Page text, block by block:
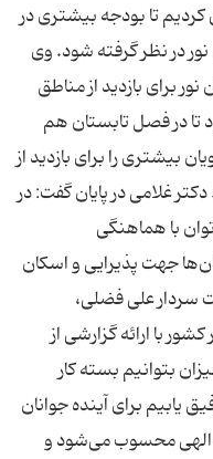
تا بودجه بیشتری در
در نظر گرفته شود. وی
برای بازدید از مناطق
تا در فصل تابستان هم
بیشتری را برای بازدید از
غلامی در پایان گفت: در
با هماهنگی
جهت پذیرایی و اسکان
سردار علی فضلی،
با ارائه گزارشی از
بتوانیم بسته کار
یابیم برای آینده جوانان
الهی محسوب می‌شود و